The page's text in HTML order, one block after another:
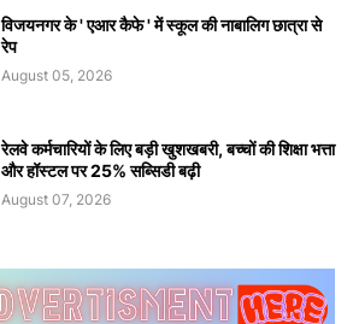
विजयनगर के ' एआर कैफे ' में स्कूल की नाबालिग छात्रा से
रेप
August 05, 2026
रेलवे कर्मचारियों के लिए बड़ी खुशखबरी, बच्चों की शिक्षा भत्ता
और हॉस्टल पर 25% सब्सिडी बढ़ी
August 07, 2026